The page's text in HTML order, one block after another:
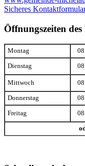
Sicheres
Öffnungszeiten des
Montag
Dienstag
Mittwoch
Donnerstag
Freitag